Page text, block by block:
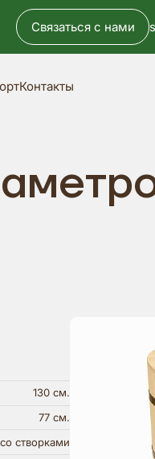
Связаться с нами
Контакты
130 см.
77 см.
со створками